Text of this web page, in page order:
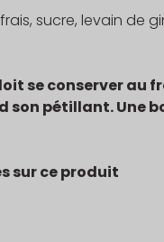
sucre, levain de
se conserver au
son pétillant. Une
sur ce produit